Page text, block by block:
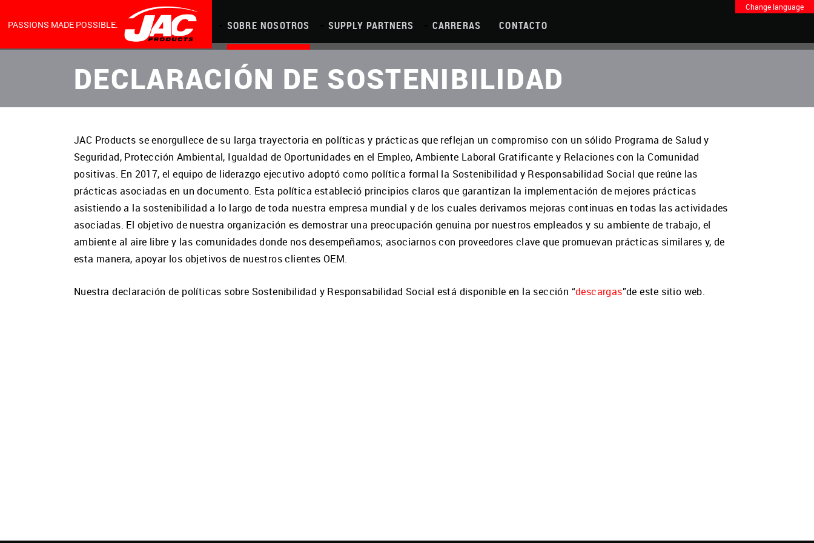
contentPASSIONS MADE POSSIBLE.
Change language
NAVIGATION
PRODUCTOS CAPACIDADES SEDE SOBRE NOSOTROS SUPPLY PARTNERS CARRERAS CONTACTO
DECLARACIÓN DE SOSTENIBILIDAD
JAC Products se enorgullece de su larga trayectoria en políticas y prácticas que reflejan un compromiso con un sólido Programa de Salud y
Seguridad, Protección Ambiental, Igualdad de Oportunidades en el Empleo, Ambiente Laboral Gratificante y Relaciones con la Comunidad
positivas. En 2017, el equipo de liderazgo ejecutivo adoptó como política formal la Sostenibilidad y Responsabilidad Social que reúne las
prácticas asociadas en un documento. Esta política estableció principios claros que garantizan la implementación de mejores prácticas
asistiendo a la sostenibilidad a lo largo de toda nuestra empresa mundial y de los cuales derivamos mejoras continuas en todas las actividades
asociadas. El objetivo de nuestra organización es demostrar una preocupación genuina por nuestros empleados y su ambiente de trabajo, el
ambiente al aire libre y las comunidades donde nos desempeñamos; asociarnos con proveedores clave que promuevan prácticas similares y, de
esta manera, apoyar los objetivos de nuestros clientes OEM.
Nuestra declaración de políticas sobre Sostenibilidad y Responsabilidad Social está disponible en la sección “descargas”de este sitio web.